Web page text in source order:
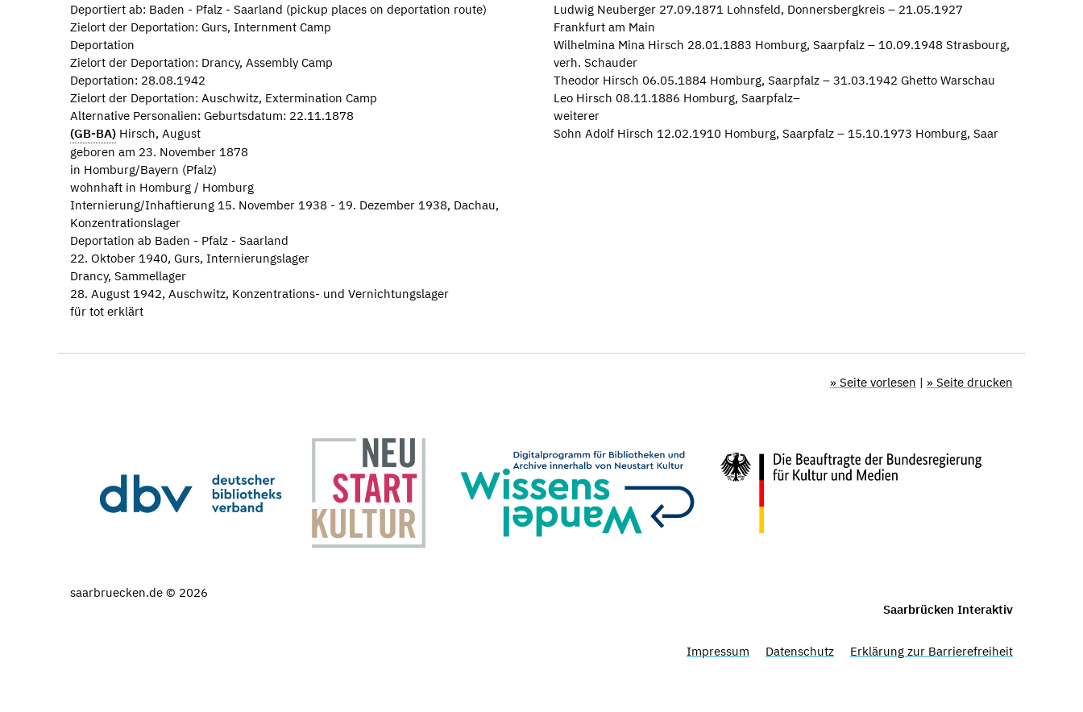
Deportiert ab: Baden - Pfalz - Saarland (pickup places on deportation route)
Zielort der Deportation: Gurs, Internment Camp
Deportation
Zielort der Deportation: Drancy, Assembly Camp
Deportation: 28.08.1942
Zielort der Deportation: Auschwitz, Extermination Camp
Alternative Personalien: Geburtsdatum: 22.11.1878
(GB-BA) Hirsch, August
geboren am 23. November 1878
in Homburg/Bayern (Pfalz)
wohnhaft in Homburg / Homburg
Internierung/Inhaftierung 15. November 1938 - 19. Dezember 1938, Dachau,
Konzentrationslager
Deportation ab Baden - Pfalz - Saarland
22. Oktober 1940, Gurs, Internierungslager
Drancy, Sammellager
28. August 1942, Auschwitz, Konzentrations- und Vernichtungslager
für tot erklärt
Ludwig Neuberger 27.09.1871 Lohnsfeld, Donnersbergkreis – 21.05.1927
Frankfurt am Main
Wilhelmina Mina Hirsch 28.01.1883 Homburg, Saarpfalz – 10.09.1948 Strasbourg,
verh. Schauder
Theodor Hirsch 06.05.1884 Homburg, Saarpfalz – 31.03.1942 Ghetto Warschau
Leo Hirsch 08.11.1886 Homburg, Saarpfalz–
weiterer
Sohn Adolf Hirsch 12.02.1910 Homburg, Saarpfalz – 15.10.1973 Homburg, Saar
» Seite vorlesen | » Seite drucken
saarbruecken.de © 2026
Saarbrücken Interaktiv
Impressum Datenschutz Erklärung zur Barrierefreiheit